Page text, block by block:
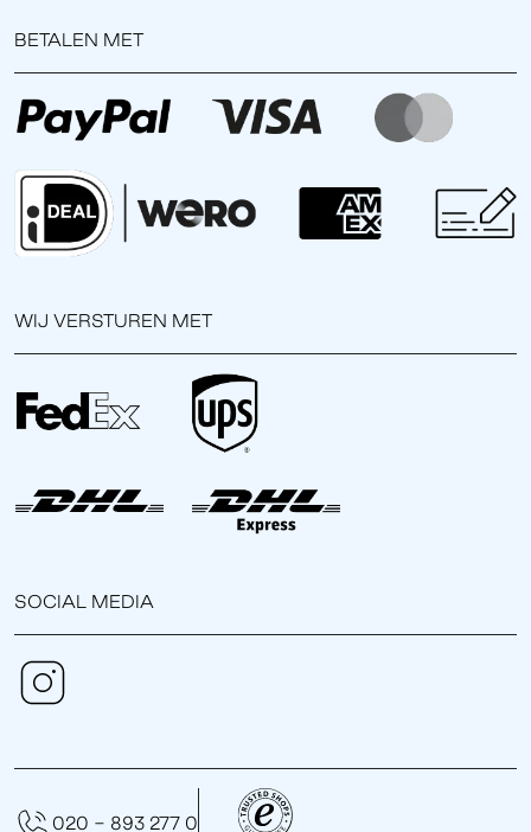
BETALEN MET
WIJ VERSTUREN MET
SOCIAL MEDIA
020 - 893 277 0